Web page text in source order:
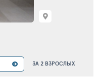
ЗА 2 ВЗРОСЛЫХ